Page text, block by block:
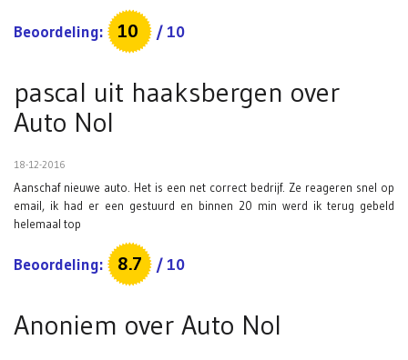
Beoordeling: 10 / 10
pascal uit haaksbergen over
Auto Nol
18-12-2016
Aanschaf nieuwe auto. Het is een net correct bedrijf. Ze reageren snel op
email, ik had er een gestuurd en binnen 20 min werd ik terug gebeld
helemaal top
Beoordeling: 8.7 / 10
Anoniem over Auto Nol